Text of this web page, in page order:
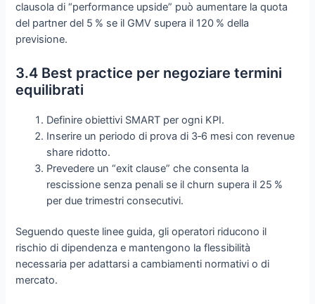
clausola di “performance upside” può aumentare la quota
del partner del 5 % se il GMV supera il 120 % della
previsione.
3.4 Best practice per negoziare termini
equilibrati
Definire obiettivi SMART per ogni KPI.
Inserire un periodo di prova di 3‑6 mesi con revenue
share ridotto.
Prevedere un “exit clause” che consenta la
rescissione senza penali se il churn supera il 25 %
per due trimestri consecutivi.
Seguendo queste linee guida, gli operatori riducono il
rischio di dipendenza e mantengono la flessibilità
necessaria per adattarsi a cambiamenti normativi o di
mercato.